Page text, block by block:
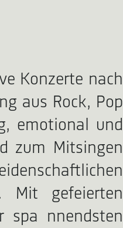
Konzerte nach
aus Rock, Pop
emotional und
zum Mitsingen
Mit gefeierten
spa nnendsten